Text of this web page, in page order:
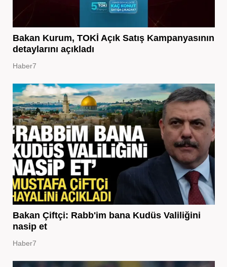
Bakan Kurum, TOKİ Açık Satış Kampanyasının
detaylarını açıkladı
Haber7
Bakan Çiftçi: Rabb'im bana Kudüs Valiliğini
nasip et
Haber7